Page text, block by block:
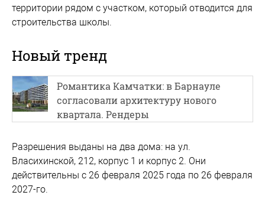
территории рядом с участком, который отводится для
строительства школы.
Новый тренд
Романтика Камчатки: в Барнауле
согласовали архитектуру нового
квартала. Рендеры
Разрешения выданы на два дома: на ул.
Власихинской, 212, корпус 1 и корпус 2. Они
действительны с 26 февраля 2025 года по 26 февраля
2027-го.